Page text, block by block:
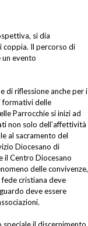
si dia
coppia. Il percorso di
un evento
di riflessione anche per i
formativi delle
Parrocchie si inizi ad
non solo dell’affettività
al sacramento del
Diocesano di
il Centro Diocesano
delle convivenze,
fede cristiana deve
deve essere